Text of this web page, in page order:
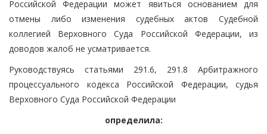
Российской Федерации может явиться основанием для
отмены либо изменения судебных актов Судебной
коллегией Верховного Суда Российской Федерации, из
доводов жалоб не усматривается.
Руководствуясь статьями 291.6, 291.8 Арбитражного
процессуального кодекса Российской Федерации, судья
Верховного Суда Российской Федерации
определила: